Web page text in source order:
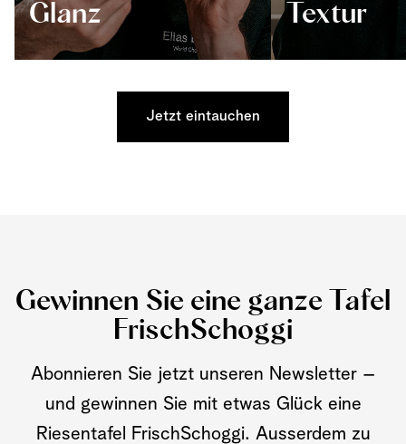
Glanz
Textur
Jetzt eintauchen
Gewinnen Sie eine ganze Tafel
FrischSchoggi
Abonnieren Sie jetzt unseren Newsletter –
und gewinnen Sie mit etwas Glück eine
Riesentafel FrischSchoggi. Ausserdem zu